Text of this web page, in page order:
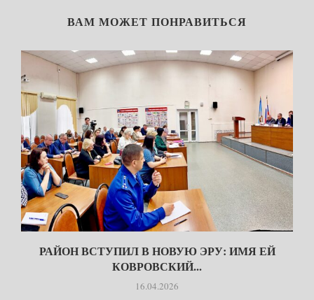
ВАМ МОЖЕТ ПОНРАВИТЬСЯ
РАЙОН ВСТУПИЛ В НОВУЮ ЭРУ: ИМЯ ЕЙ
КОВРОВСКИЙ...
16.04.2026